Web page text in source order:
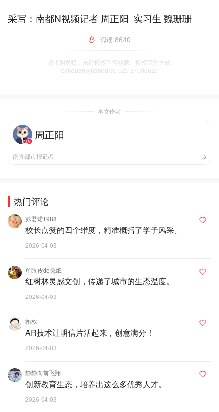
采写：南都N视频记者 周正阳 实习生 魏珊珊
阅读 8640
南都N视频，未经授权不得转载、授权联系方式
banquan@nandu.cc. 020-87006626
本文作者
周正阳
南方都市报记者
热门评论
苏君诺1988
校长点赞的四个维度，精准概括了学子风采。
2026-04-03
单眼皮de兔纸
红树林灵感文创，传递了城市的生态温度。
2026-04-03
衡权
AR技术让明信片活起来，创意满分！
2026-04-03
静静向前飞翔
创新教育生态，培养出这么多优秀人才。
2026-04-03